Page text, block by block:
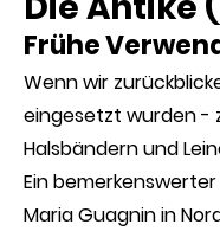
Frühe
Wenn wir
eingesetzt wurden -
Halsbändern und
Ein
Maria Guagnin in